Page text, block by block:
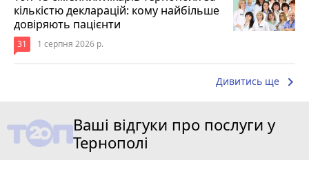
кількістю декларацій: кому найбільше
довіряють пацієнти
31 1 серпня 2026 р.
Дивитись ще keyboard_arrow_right
Ваші відгуки про послуги у
Тернополі